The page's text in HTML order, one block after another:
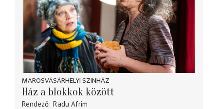
MAROSVÁSÁRHELYI SZINHÁZ
Ház a blokkok között
Rendező Radu Afrim